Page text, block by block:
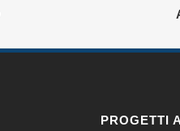
PROGETTI